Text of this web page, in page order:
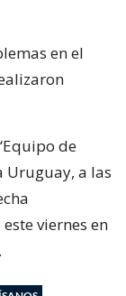
en el
de
Uruguay, a las
viernes en